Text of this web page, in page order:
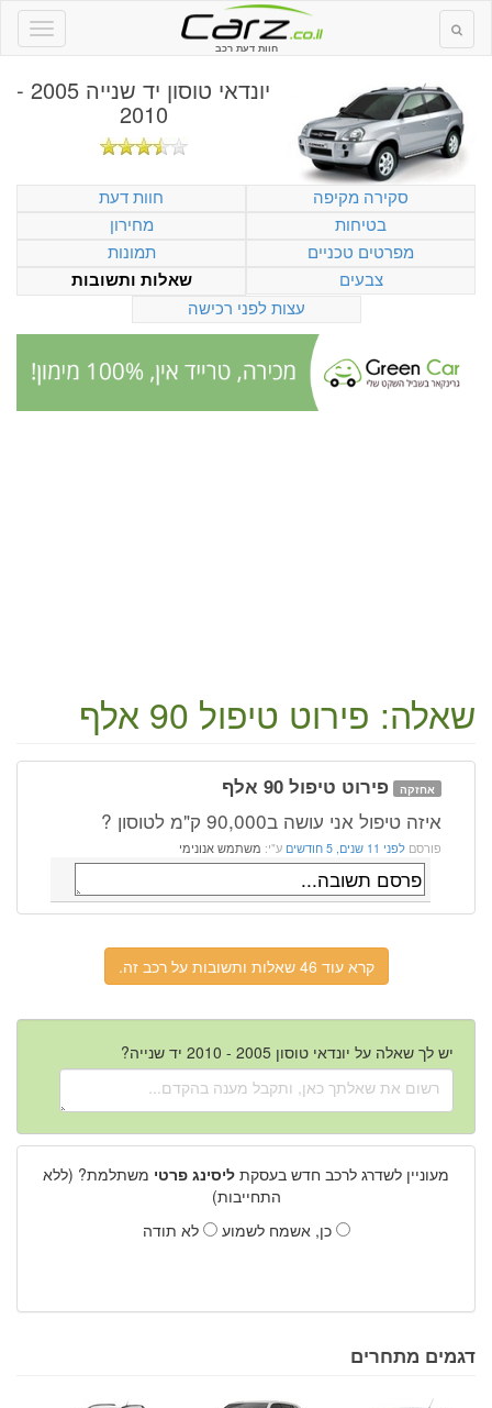
חוות דעת רכב
יונדאי טוסון יד שנייה 2005 -
2010
סקירה מקיפה
חוות דעת
בטיחות
מחירון
מפרטים טכניים
תמונות
צבעים
שאלות ותשובות
עצות לפני רכישה
שאלה: פירוט טיפול 90 אלף
אחזקה פירוט טיפול 90 אלף
איזה טיפול אני עושה ב90,000 ק"מ לטוסון ?
פורסם לפני 11 שנים, 5 חודשים ע"י: משתמש אנונימי
קרא עוד 46 שאלות ותשובות על רכב זה.
יש לך שאלה על יונדאי טוסון 2005 - 2010 יד שנייה?
מעוניין לשדרג לרכב חדש בעסקת ליסינג פרטי משתלמת? (ללא
התחייבות)
כן, אשמח לשמוע
לא תודה
דגמים מתחרים